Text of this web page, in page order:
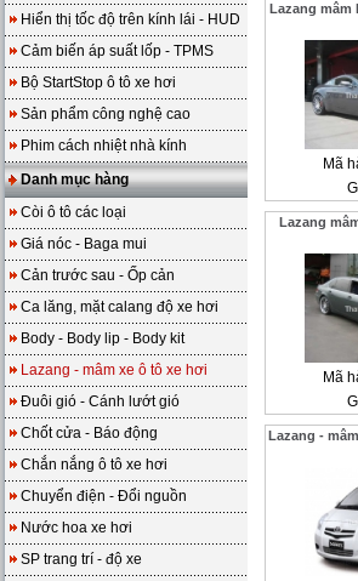
Hiển thị tốc độ trên kính lái - HUD
Cảm biến áp suất lốp - TPMS
Bộ StartStop ô tô xe hơi
Sản phẩm công nghệ cao
Phim cách nhiệt nhà kính
Danh mục hàng
Còi ô tô các loại
Giá nóc - Baga mui
Cản trước sau - Ốp cản
Ca lăng, mặt calang độ xe hơi
Body - Body lip - Body kit
Lazang - mâm xe ô tô xe hơi
Đuôi gió - Cánh lướt gió
Chốt cửa - Báo động
Chắn nắng ô tô xe hơi
Chuyển điện - Đổi nguồn
Nước hoa xe hơi
SP trang trí - độ xe
Lazang mâm
Mã
Lazang
Mã
Lazang -